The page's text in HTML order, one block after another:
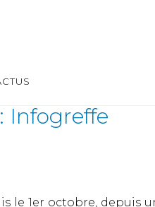
Infogreffe
le 1er octobre, depuis